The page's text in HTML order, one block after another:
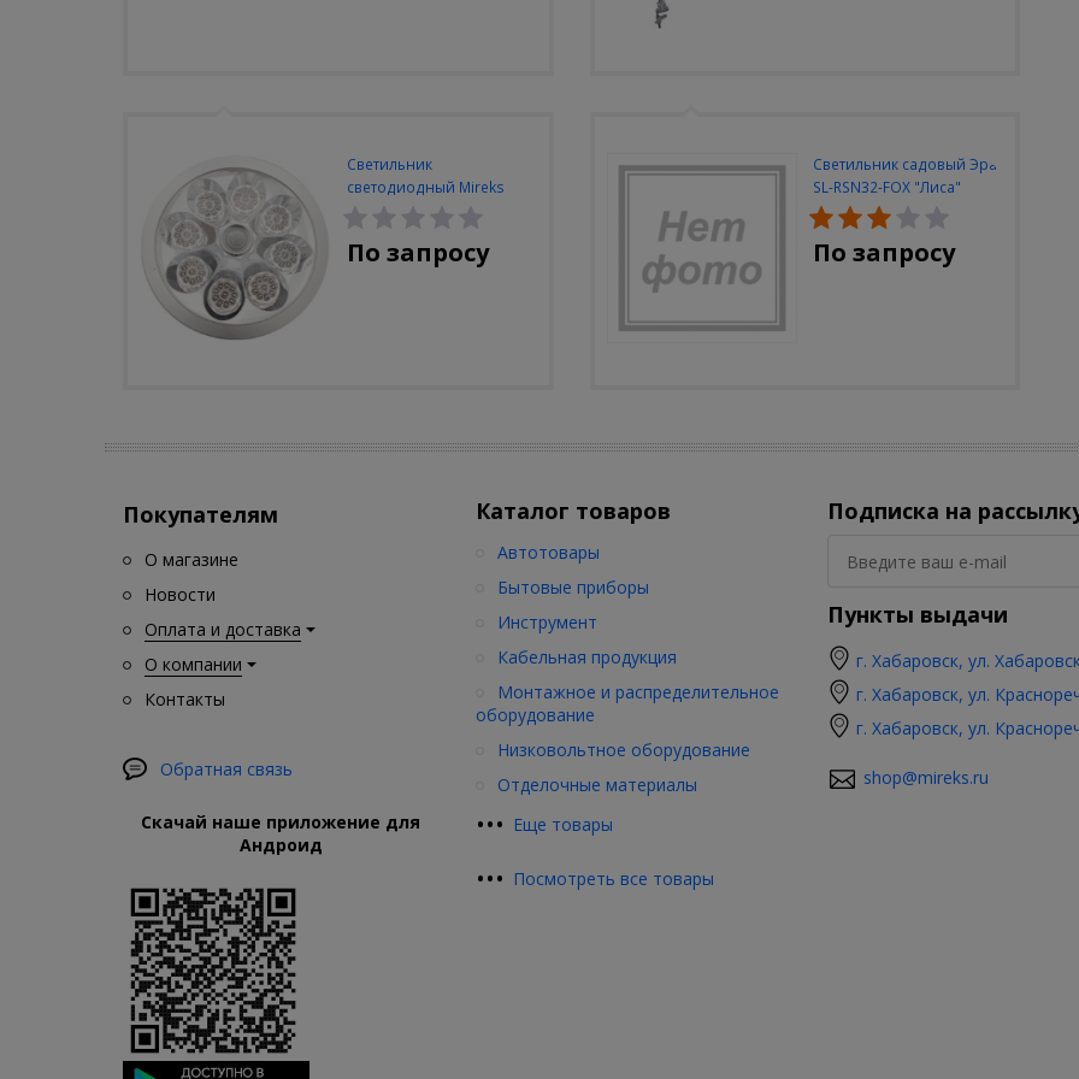
Светильник
светодиодный Mireks
С-310-80-S (5W/4000-
5000K/500lm/датчик
движения)
По запросу
Светильник садовый Эра
SL-RSN32-FOX "Лиса"
солн.бат, полистоун,
цветной, 32 см
По запросу
Покупателям
О магазине
Новости
Оплата и доставка
О компании
Контакты
Обратная связь
Скачай наше приложение для
Андроид
Каталог товаров
••• Еще товары
Автотовары
Бытовые приборы
Инструмент
Кабельная продукция
Монтажное и распределительное
оборудование
Низковольтное оборудование
Отделочные материалы
••• Посмотреть все товары
Подписка на
Пункты выдачи
г. Хабаровск, ул.
г. Хабаровск, ул.
г. Хабаровск, ул.
shop@mireks.ru